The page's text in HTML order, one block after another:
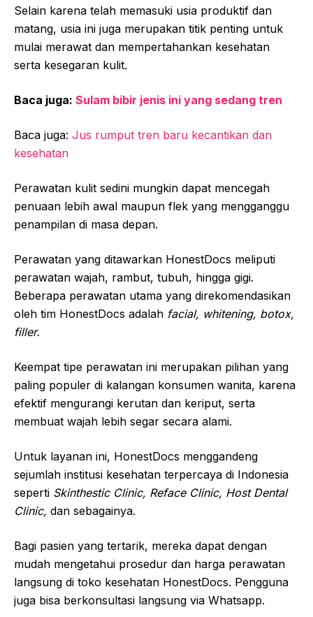
Selain karena telah memasuki usia produktif dan
matang, usia ini juga merupakan titik penting untuk
mulai merawat dan mempertahankan kesehatan
serta kesegaran kulit.
Baca juga: Sulam bibir jenis ini yang sedang tren
Baca juga: Jus rumput tren baru kecantikan dan
kesehatan
Perawatan kulit sedini mungkin dapat mencegah
penuaan lebih awal maupun flek yang mengganggu
penampilan di masa depan.
Perawatan yang ditawarkan HonestDocs meliputi
perawatan wajah, rambut, tubuh, hingga gigi.
Beberapa perawatan utama yang direkomendasikan
oleh tim HonestDocs adalah facial, whitening, botox,
filler.
Keempat tipe perawatan ini merupakan pilihan yang
paling populer di kalangan konsumen wanita, karena
efektif mengurangi kerutan dan keriput, serta
membuat wajah lebih segar secara alami.
Untuk layanan ini, HonestDocs menggandeng
sejumlah institusi kesehatan terpercaya di Indonesia
seperti Skinthestic Clinic, Reface Clinic, Host Dental
Clinic, dan sebagainya.
Bagi pasien yang tertarik, mereka dapat dengan
mudah mengetahui prosedur dan harga perawatan
langsung di toko kesehatan HonestDocs. Pengguna
juga bisa berkonsultasi langsung via Whatsapp.